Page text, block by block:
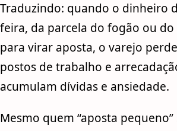
Traduzindo: quando o dinheiro
feira, da parcela do fogão ou
para virar aposta, o varejo
postos de trabalho e
acumulam dívidas e ansiedade.
Mesmo quem “aposta